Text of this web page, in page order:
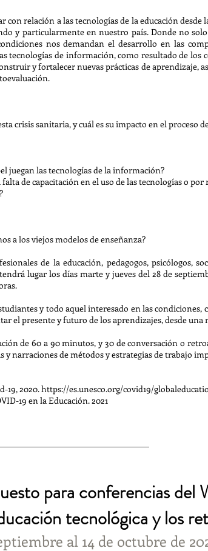
relación a las tecnologías de la educación desde
y particularmente en nuestro país. Donde no
nos demandan el desarrollo en las
tecnologías de información, como resultado de
y fortalecer nuevas prácticas de aprendizaje,
crisis sanitaria, y cuál es su impacto en el proceso
juegan las tecnologías de la información?
de capacitación en el uso de las tecnologías o por
a los viejos modelos de enseñanza?
de la educación, pedagogos, psicólogos,
lugar los días marte y jueves del 28 de
y todo aquel interesado en las condiciones,
el presente y futuro de los aprendizajes, desde
de 60 a 90 minutos, y 30 de conversación o
narraciones de métodos y estrategias de trabajo
19, 2020.https://es.unesco.org/covid19/
19 en la Educación. 2021
para conferencias del
tecnológica y los
al 14 de octubre de